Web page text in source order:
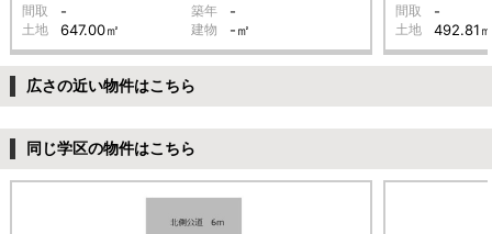
間取 - 築年 -
土地 647.00㎡ 建物 -㎡
間取 -
土地 492.81
広さの近い物件はこちら
同じ学区の物件はこちら